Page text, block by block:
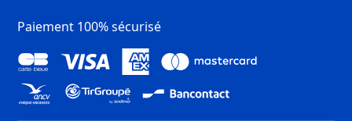
Paiement 100% sécurisé